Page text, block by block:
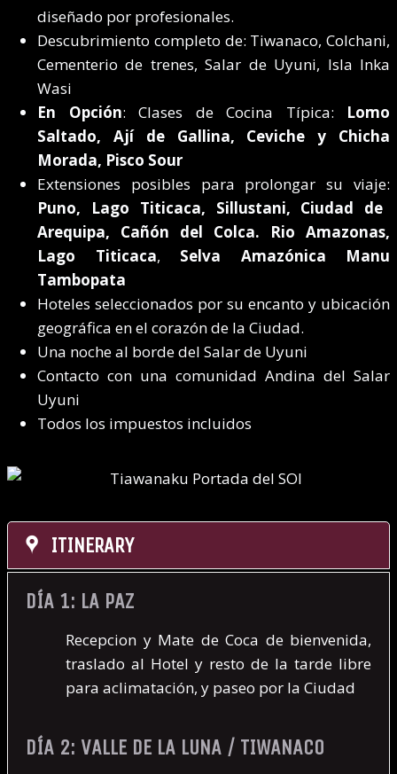
diseñado por profesionales.
Descubrimiento completo de: Tiwanaco, Colchani,
Cementerio de trenes, Salar de Uyuni, Isla Inka
Wasi
En Opción: Clases de Cocina Típica: Lomo
Saltado, Ají de Gallina, Ceviche y Chicha
Morada, Pisco Sour
Extensiones posibles para prolongar su viaje:
Puno, Lago Titicaca, Sillustani, Ciudad de
Arequipa, Cañón del Colca. Rio Amazonas,
Lago Titicaca, Selva Amazónica Manu
Tambopata
Hoteles seleccionados por su encanto y ubicación
geográfica en el corazón de la Ciudad.
Una noche al borde del Salar de Uyuni
Contacto con una comunidad Andina del Salar
Uyuni
Todos los impuestos incluidos
ITINERARY
DÍA 1: LA PAZ
Recepcion y Mate de Coca de bienvenida,
traslado al Hotel y resto de la tarde libre
para aclimatación, y paseo por la Ciudad
DÍA 2: VALLE DE LA LUNA / TIWANACO